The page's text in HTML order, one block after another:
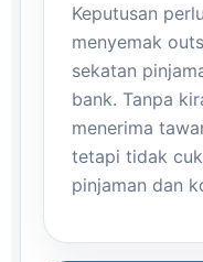
Keputusan
menyemak
sekatan
bank. Tanpa
menerima
tetapi tidak
pinjaman dan